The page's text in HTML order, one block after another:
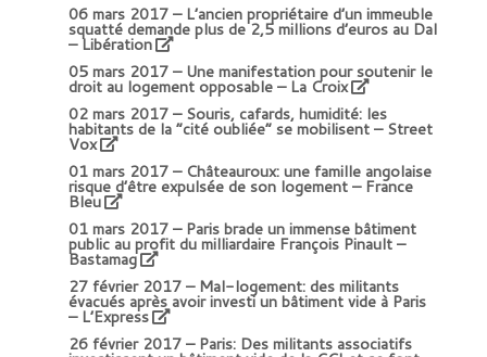
06 mars 2017 –L’ancien propriétaire d’un immeuble
squatté demande plus de 2,5 millions d’euros au Dal
– Libération
05 mars 2017 –Une manifestation pour soutenir le
droit au logement opposable – La Croix
02 mars 2017 –Souris, cafards, humidité: les
habitants de la “cité oubliée” se mobilisent – Street
Vox
01 mars 2017 – Châteauroux: une famille angolaise
risque d’être expulsée de son logement – France
Bleu
01 mars 2017 –Paris brade un immense bâtiment
public au profit du milliardaire François Pinault –
Bastamag
27 février 2017 –Mal-logement: des militants
évacués après avoir investi un bâtiment vide à Paris
– L’Express
26 février 2017 –Paris: Des militants associatifs